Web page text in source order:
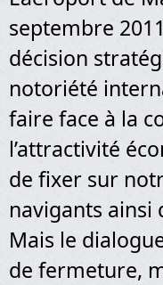
septembre
décision
notoriété
faire face à la
l’attractivité
de fixer sur
navigants ainsi
Mais le
de fermeture,